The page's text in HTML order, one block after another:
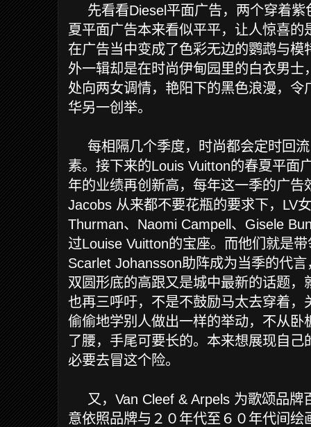
先看看Diesel 平面广告，两个穿着
夏平面广告本来看似平平，让人惊喜
在广告当中变成了色彩无边的鹦鹉与
外一辑却是在时尚伊甸园里的白衣男
处向两女调情，艳阳下的黑色浪漫，
华另一创举。
每相隔几个季度，时尚都会定时回
素。接下来的Louis Vuitton的春夏平面
年的业绩再创新高，每年这一季的广告
Jacobs 从来都不要花瓶的要求下， LV
Thurman、 Naomi Campell 、 Gisele
过Louise Vuitton的宝座。而他们就是
Scarlet Johansson助阵成为当季的代
双圆形底的高跟又是城中最新的话题
也再三呼吁，不是不鼓励马太去穿着
偷偷地学别人做出一样的举动，不从
了腰，手尾可要长的。本来想展现自
必要去冒这个险。
又，Van Cleef & Arpels 为歌颂品牌
意依照品牌与２０年代至６０年代间